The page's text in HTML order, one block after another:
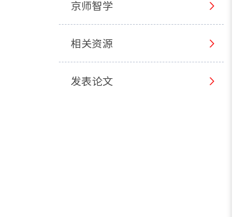
京师智学
相关资源
发表论文